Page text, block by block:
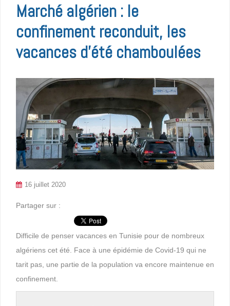
Marché algérien : le
confinement reconduit, les
vacances d’été chamboulées
16 juillet 2020
Partager sur :
Difficile de penser vacances en Tunisie pour de nombreux
algériens cet été. Face à une épidémie de Covid-19 qui ne
tarit pas, une partie de la population va encore maintenue en
confinement.